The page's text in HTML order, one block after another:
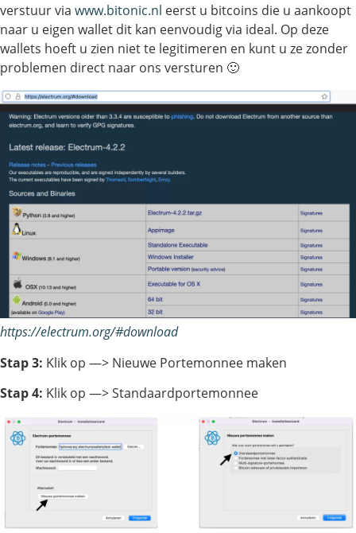
verstuur via www.bitonic.nl eerst u bitcoins die u aankoopt
naar u eigen wallet dit kan eenvoudig via ideal. Op deze
wallets hoeft u zien niet te legitimeren en kunt u ze zonder
problemen direct naar ons versturen 🙂
https://electrum.org/#download
Stap 3: Klik op —> Nieuwe Portemonnee maken
Stap 4: Klik op —> Standaardportemonnee